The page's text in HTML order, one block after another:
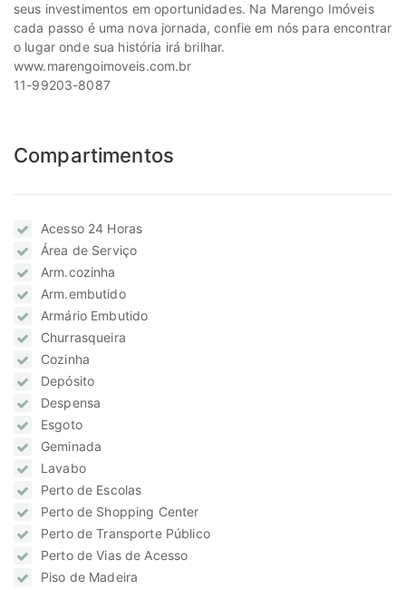
seus investimentos em oportunidades. Na Marengo Imóveis
cada passo é uma nova jornada, confie em nós para encontrar
o lugar onde sua história irá brilhar.
www.marengoimoveis.com.br
11-99203-8087
Compartimentos
Acesso 24 Horas
Área de Serviço
Arm.cozinha
Arm.embutido
Armário Embutido
Churrasqueira
Cozinha
Depósito
Despensa
Esgoto
Geminada
Lavabo
Perto de Escolas
Perto de Shopping Center
Perto de Transporte Público
Perto de Vias de Acesso
Piso de Madeira